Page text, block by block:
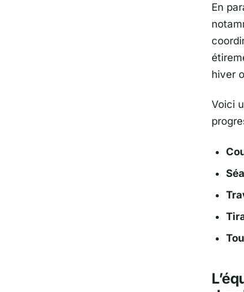
En
hiver
Voici